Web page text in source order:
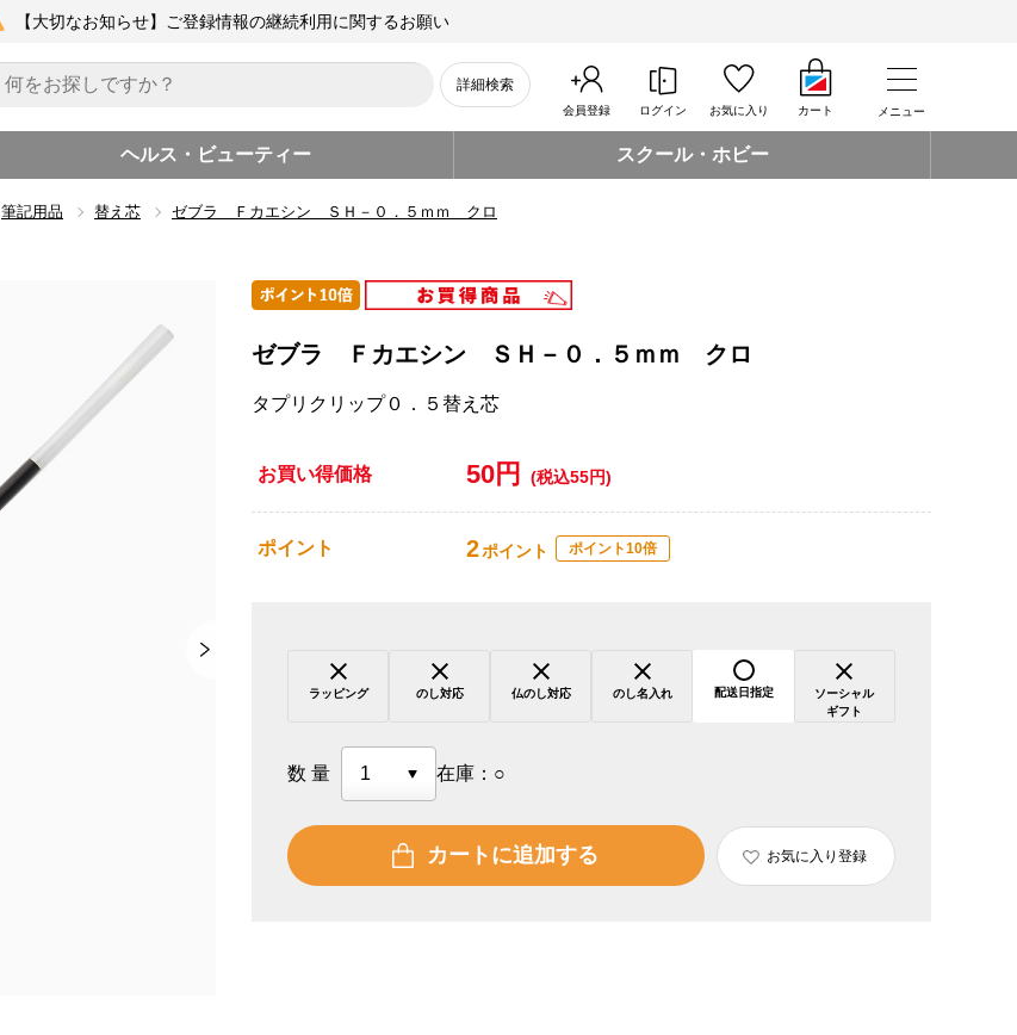
【大切なお知らせ】ご登録情報の継続利用に関するお願い
詳細検索
会員登録 ログイン お気に入り カート メニュー
ヘルス・ビューティー スクール・ホビー
筆記用品 替え芯 ゼブラ Ｆカエシン ＳＨ－０．５ｍｍ クロ
ゼブラ Ｆカエシン ＳＨ－０．５ｍｍ クロ
タプリクリップ０．５替え芯
お買い得価格 50円 (税込55円)
ポイント 2ポイント ポイント10倍
ラッピング のし対応 仏のし対応 のし名入れ 配送日指定
ソーシャル
ギフト
数量 在庫： ○
カートに追加する お気に入り登録